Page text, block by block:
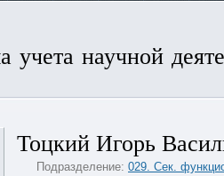
учета научной
Тоцкий Игорь
Подразделение: 029. Сек.